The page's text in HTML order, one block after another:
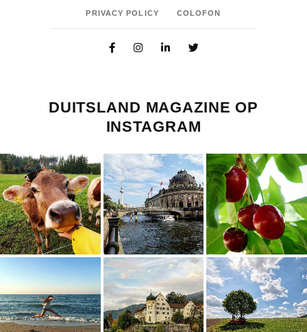
PRIVACY POLICY COLOFON
DUITSLAND MAGAZINE OP
INSTAGRAM